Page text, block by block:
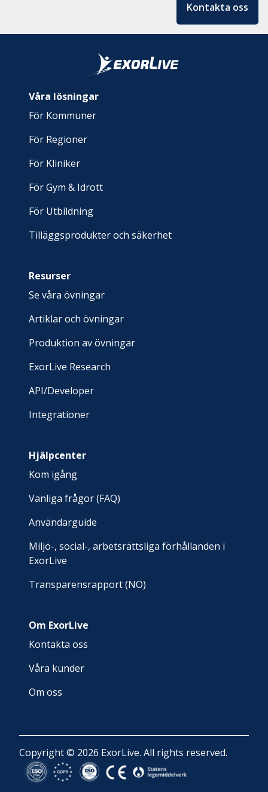
Kontakta oss
Våra lösningar
För Kommuner
För Regioner
För Kliniker
För Gym & Idrott
För Utbildning
Tilläggsprodukter och säkerhet
Resurser
Se våra övningar
Artiklar och övningar
Produktion av övningar
ExorLive Research
API/Developer
Integrationer
Hjälpcenter
Kom igång
Vanliga frågor (FAQ)
Användarguide
Miljö-, social-, arbetsrättsliga förhållanden i
ExorLive
Transparensrapport (NO)
Om ExorLive
Kontakta oss
Våra kunder
Om oss
Copyright © 2026 ExorLive. All rights reserved.